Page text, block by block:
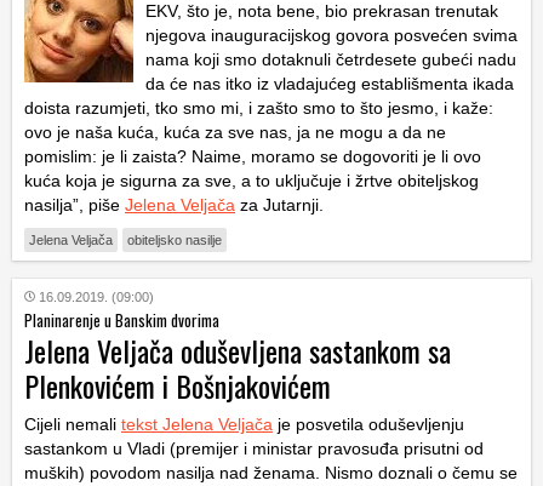
EKV, što je, nota bene, bio prekrasan trenutak
njegova inauguracijskog govora posvećen svima
nama koji smo dotaknuli četrdesete gubeći nadu
da će nas itko iz vladajućeg establišmenta ikada
doista razumjeti, tko smo mi, i zašto smo to što jesmo, i kaže:
ovo je naša kuća, kuća za sve nas, ja ne mogu a da ne
pomislim: je li zaista? Naime, moramo se dogovoriti je li ovo
kuća koja je sigurna za sve, a to uključuje i žrtve obiteljskog
nasilja”, piše Jelena Veljača za Jutarnji.
Jelena Veljača obiteljsko nasilje
16.09.2019. (09:00)
Planinarenje u Banskim dvorima
Jelena Veljača oduševljena sastankom sa
Plenkovićem i Bošnjakovićem
Cijeli nemali tekst Jelena Veljača je posvetila oduševljenju
sastankom u Vladi (premijer i ministar pravosuđa prisutni od
muških) povodom nasilja nad ženama. Nismo doznali o čemu se